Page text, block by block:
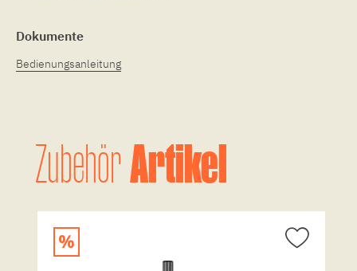
Dokumente
Bedienungsanleitung
ZubehörArtikel